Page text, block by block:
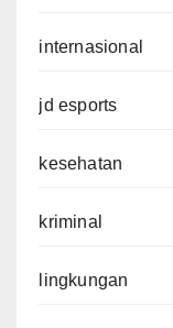
internasional
jd esports
kesehatan
kriminal
lingkungan